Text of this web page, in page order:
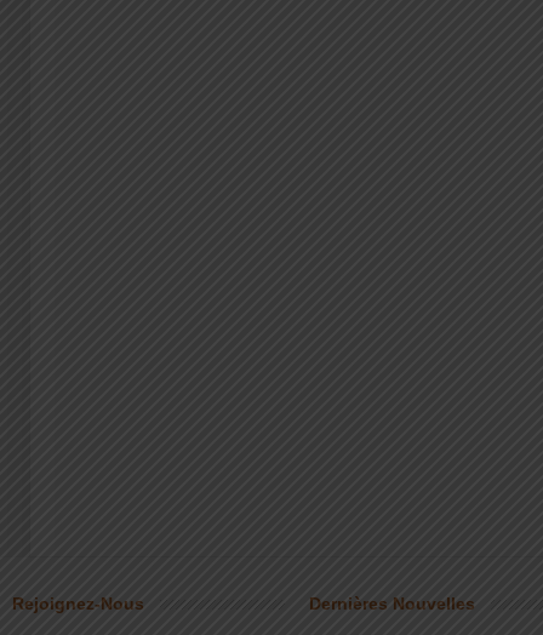
Rejoignez-Nous Dernières Nouvelles